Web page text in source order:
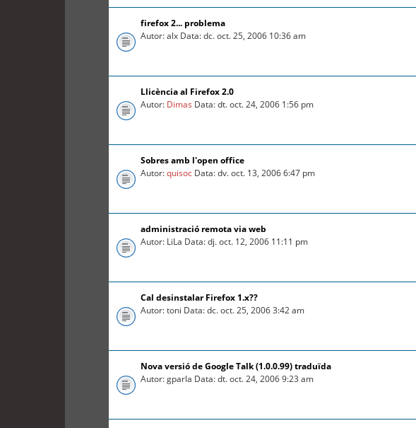
firefox 2... problema
Autor: alx Data: dc. oct. 25, 2006 10:36 am
Llicència al Firefox 2.0
Autor: Dimas Data: dt. oct. 24, 2006 1:56 pm
Sobres amb l'open office
Autor:quisoc Data: dv. oct. 13, 2006 6:47 pm
administració remota via web
Autor: LiLa Data: dj. oct. 12, 2006 11:11 pm
Cal desinstalar Firefox 1.x??
Autor: toni Data: dc. oct. 25, 2006 3:42 am
Nova versió de Google Talk (1.0.0.99) traduïda
Autor: gparla Data: dt. oct. 24, 2006 9:23 am